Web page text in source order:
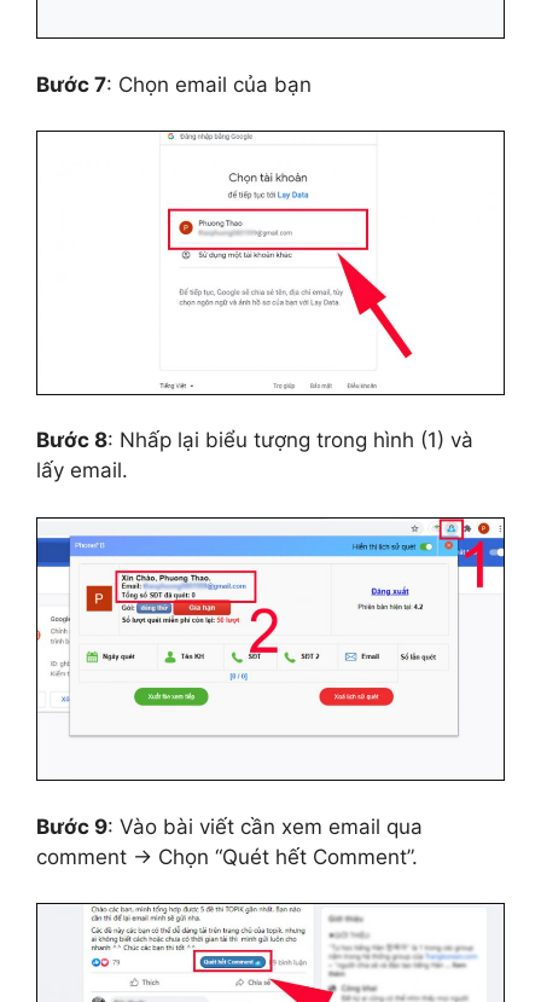
Bước 7: Chọn email của bạn
Bước 8: Nhấp lại biểu tượng trong hình (1) và
lấy email.
Bước 9: Vào bài viết cần xem email qua
comment → Chọn “Quét hết Comment”.